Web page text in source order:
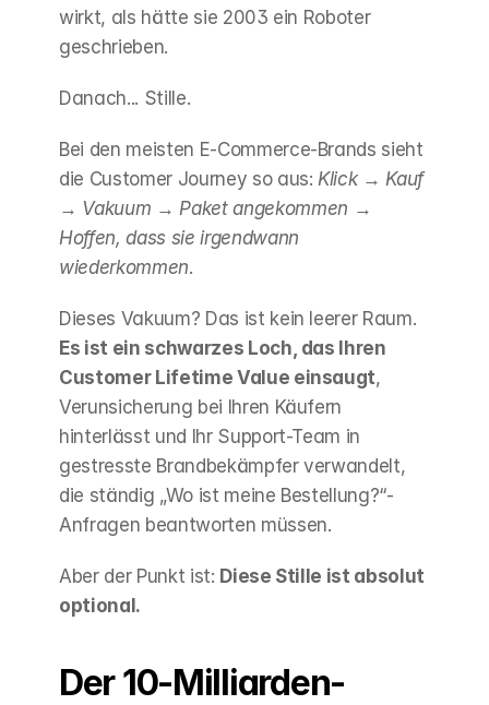
wirkt, als hätte sie 2003 ein Roboter
geschrieben.
Danach... Stille.
Bei den meisten E-Commerce-Brands sieht
die Customer Journey so aus: Klick → Kauf
→ Vakuum → Paket angekommen
Hoffen, dass sie irgendwann
wiederkommen.
Es ist ein schwarzes Loch, das Ihren
Customer Lifetime Value einsaugt,
Verunsicherung bei Ihren Käufern
hinterlässt und Ihr Support-Team in
gestresste Brandbekämpfer verwandelt,
die ständig „Wo ist meine Bestellung?“-
Anfragen beantworten müssen.
Aber der Punkt ist: Diese Stille ist absolut
optional.
Der 10-Milliarden-